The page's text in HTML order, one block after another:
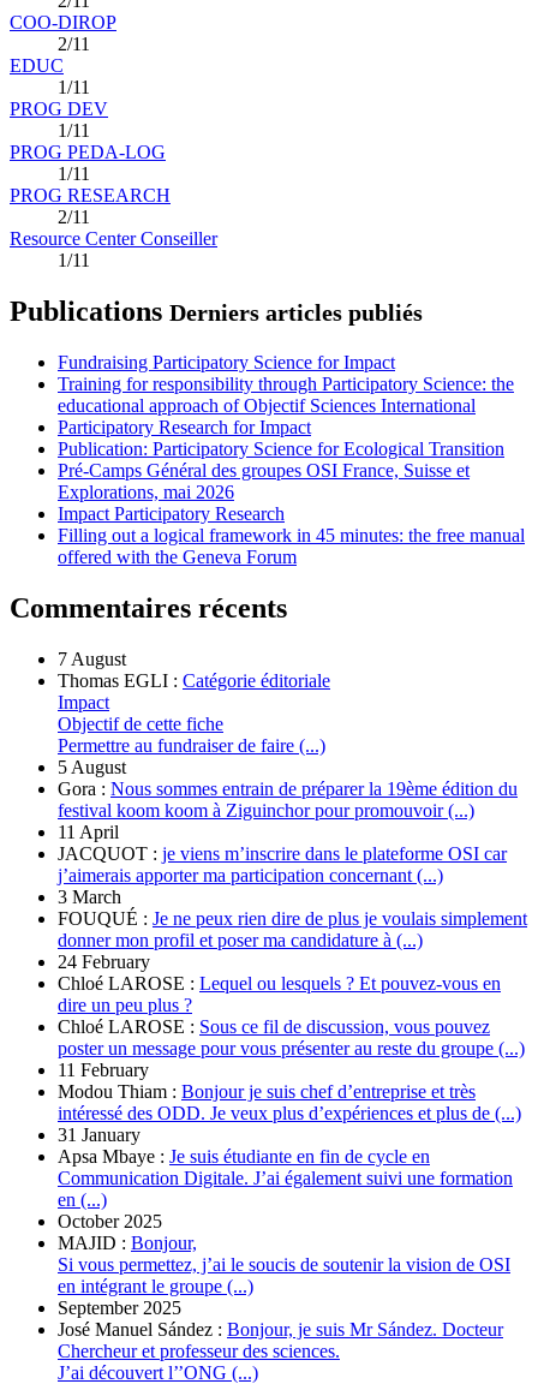
COO-DIROP
2/11
EDUC
1/11
PROG DEV
1/11
PROG PEDA-LOG
1/11
PROG RESEARCH
2/11
Resource Center Conseiller
1/11
Publications Derniers articles publiés
Fundraising Participatory Science for Impact
Training for responsibility through Participatory Science: the
educational approach of Objectif Sciences International
Participatory Research for Impact
Publication: Participatory Science for Ecological Transition
Pré-Camps Général des groupes OSI France, Suisse et
Explorations, mai 2026
Impact Participatory Research
Filling out a logical framework in 45 minutes: the free manual
offered with the Geneva Forum
Commentaires récents
7 August
Thomas EGLI : Catégorie éditoriale
Impact
Objectif de cette fiche
Permettre au fundraiser de faire (...)
5 August
Gora : Nous sommes entrain de préparer la 19ème édition du
festival koom koom à Ziguinchor pour promouvoir (...)
11 April
JACQUOT : je viens m’inscrire dans le plateforme OSI car
j’aimerais apporter ma participation concernant (...)
3 March
FOUQUÉ : Je ne peux rien dire de plus je voulais simplement
donner mon profil et poser ma candidature à (...)
24 February
Chloé LAROSE : Lequel ou lesquels ? Et pouvez-vous en
dire un peu plus ?
Chloé LAROSE : Sous ce fil de discussion, vous pouvez
poster un message pour vous présenter au reste du groupe (...)
11 February
Modou Thiam : Bonjour je suis chef d’entreprise et très
intéressé des ODD. Je veux plus d’expériences et plus de (...)
31 January
Apsa Mbaye : Je suis étudiante en fin de cycle en
Communication Digitale. J’ai également suivi une formation
en (...)
October 2025
MAJID : Bonjour,
Si vous permettez, j’ai le soucis de soutenir la vision de OSI
en intégrant le groupe (...)
September 2025
José Manuel Sández : Bonjour, je suis Mr Sández. Docteur
Chercheur et professeur des sciences.
J’ai découvert l’’ONG (...)